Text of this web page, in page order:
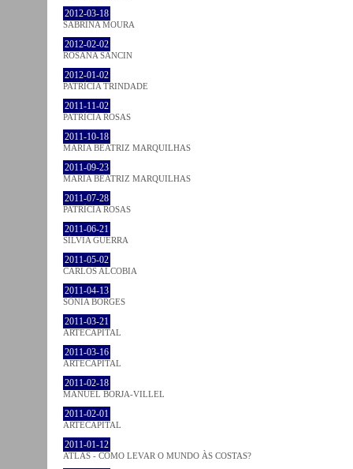
2012-03-18
SABRINA MOURA
2012-02-02
ROSANA SANCIN
2012-01-02
PATRÍCIA TRINDADE
2011-11-02
PATRÍCIA ROSAS
2011-10-18
MARIA BEATRIZ MARQUILHAS
2011-09-23
MARIA BEATRIZ MARQUILHAS
2011-07-28
PATRÍCIA ROSAS
2011-06-21
SÍLVIA GUERRA
2011-05-02
CARLOS ALCOBIA
2011-04-13
SÓNIA BORGES
2011-03-21
ARTECAPITAL
2011-03-16
ARTECAPITAL
2011-02-18
MANUEL BORJA-VILLEL
2011-02-01
ARTECAPITAL
2011-01-12
ATLAS - COMO LEVAR O MUNDO ÀS COSTAS?